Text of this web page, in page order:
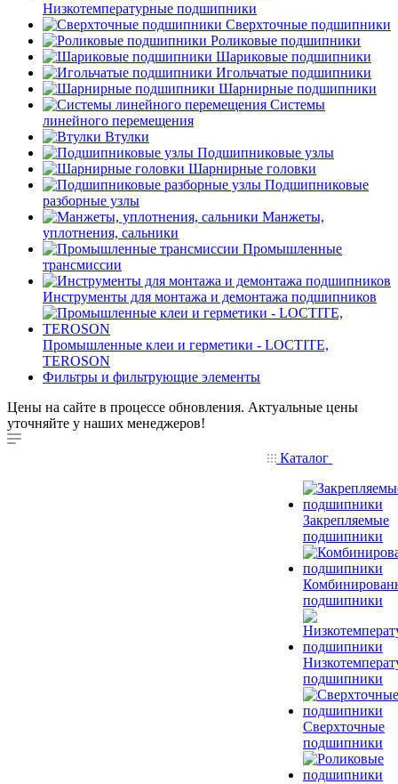
Низкотемпературные подшипники
Сверхточные подшипники
Роликовые подшипники
Шариковые подшипники
Игольчатые подшипники
Шарнирные подшипники
Системы
линейного перемещения
Втулки
Подшипниковые узлы
Шарнирные головки
Подшипниковые
разборные узлы
Манжеты,
уплотнения, сальники
Промышленные
трансмиссии
Инструменты для монтажа и демонтажа подшипников
Промышленные клеи и герметики - LOCTITE,
TEROSON
Фильтры и фильтрующие элементы
Цены на сайте в процессе обновления. Актуальные цены
уточняйте у наших менеджеров!
Каталог
Закрепляемые
подшипники
подшипники
подшипники
Сверхточные
подшипники